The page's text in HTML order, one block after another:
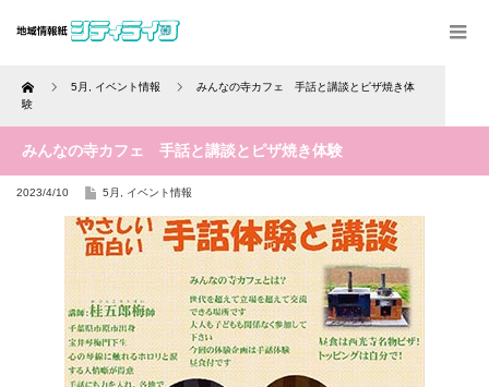
Home 5月 イベント情報
みんなの寺カフェ 手話と講談とピザ焼き体
験
みんなの寺カフェ 手話と講談とピザ焼き体験
2023/4/10 5月 イベント情報